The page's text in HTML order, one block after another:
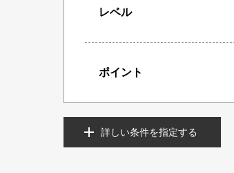
レベル
ポイント
詳しい条件を指定する